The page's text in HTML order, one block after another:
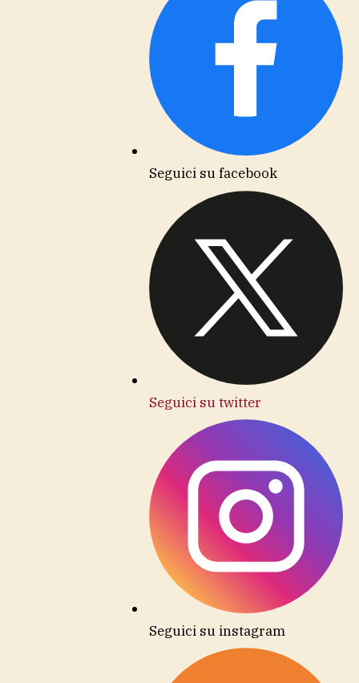
Seguici su facebook
Seguici su twitter
Seguici su instagram